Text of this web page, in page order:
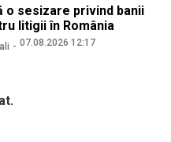
o sesizare privind banii
litigii în România
07.08.2026 12:17